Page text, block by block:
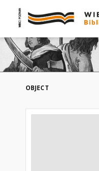
OBJECT